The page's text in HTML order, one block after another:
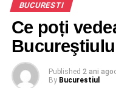
BUCURESTI
Ce poți
Published 2 ani ago
By Bucurestiul